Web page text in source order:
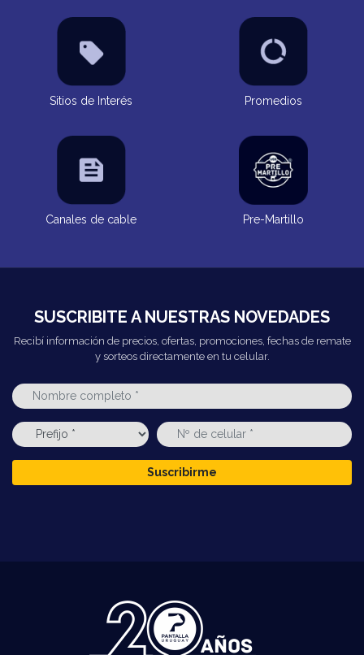
Sitios de Interés Promedios
Canales de cable Pre-Martillo
SUSCRIBITE A NUESTRAS NOVEDADES
Recibí información de precios, ofertas, promociones, fechas de remate
y sorteos directamente en tu celular.
Suscribirme